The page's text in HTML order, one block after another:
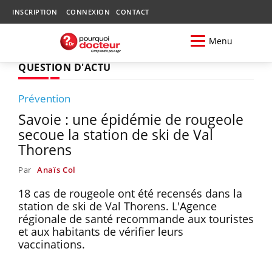
INSCRIPTION CONNEXION CONTACT
Menu
QUESTION D'ACTU
Prévention
Savoie : une épidémie de rougeole
secoue la station de ski de Val
Thorens
Par Anaïs Col
18 cas de rougeole ont été recensés dans la
station de ski de Val Thorens. L'Agence
régionale de santé recommande aux touristes
et aux habitants de vérifier leurs
vaccinations.